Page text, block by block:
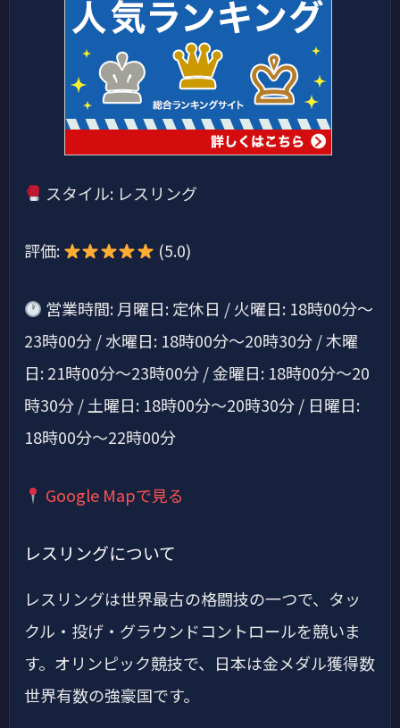
スタイル: レスリング
評価: (5.0)
営業時間: 月曜日: 定休日 / 火曜日: 18時00分～
23時00分 / 水曜日: 18時00分～20時30分 / 木曜
日: 21時00分～23時00分 / 金曜日: 18時00分～20
時30分 / 土曜日: 18時00分～20時30分 / 日曜日:
18時00分～22時00分
Google Mapで見る
レスリングについて
レスリングは世界最古の格闘技の一つで、タッ
クル・投げ・グラウンドコントロールを競いま
す。オリンピック競技で、日本は金メダル獲得数
世界有数の強豪国です。